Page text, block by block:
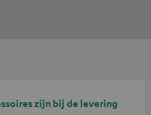
zijn bij de levering